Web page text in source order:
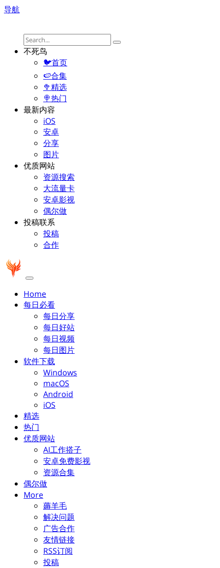
导航
不死鸟
🐦首页
🍉合集
🥦精选
🍭热门
最新内容
iOS
安卓
分享
图片
优质网站
资源搜索
大流量卡
安卓影视
偶尔做
投稿联系
投稿
合作
Home
每日必看
每日分享
每日好站
每日视频
每日图片
软件下载
Windows
macOS
Android
iOS
精选
热门
优质网站
AI工作搭子
安卓免费影视
资源合集
偶尔做
More
薅羊毛
解决问题
广告合作
友情链接
RSS订阅
投稿